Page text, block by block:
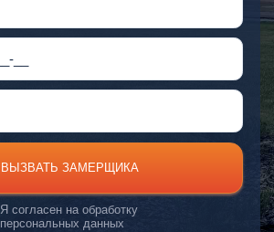
ВЫЗВАТЬ ЗАМЕРЩИКА
Я согласен наобработку
персональных данных